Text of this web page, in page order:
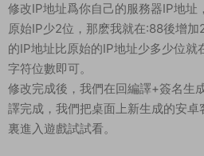
修改IP地址爲你自己的服務器IP地址
原始IP少2位，那麽我就在:88後增
的IP地址比原始的IP地址少多少位就
字符位數即可。
修改完成後，我們在回編譯+簽名生
譯完成，我們把桌面上新生成的安
裏進入遊戲試試看。